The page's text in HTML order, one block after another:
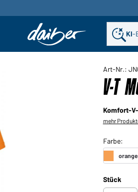
KI-
Art-Nr.:
V-T
Komfort-
mehr
Stück